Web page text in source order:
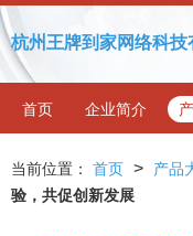
杭州王牌到家网络科技
首页 企业简介
当前位置： 首页 > 产品
验，共促创新发展